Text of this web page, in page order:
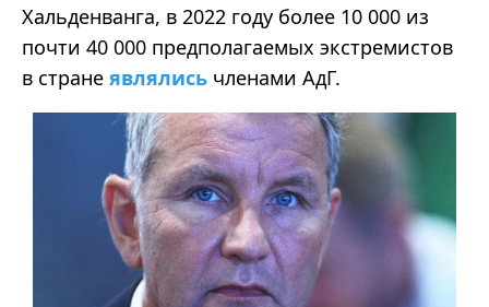
Хальденванга, в 2022 году более 10 000 из
почти 40 000 предполагаемых экстремистов
в стране являлись членами АдГ.